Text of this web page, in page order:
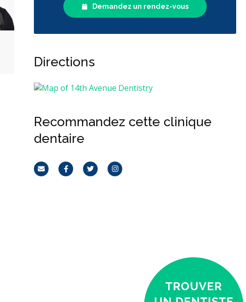
Demandez un rendez-vous
Directions
Recommandez cette clinique
dentaire
CourrielFacebookTwitterInstagram